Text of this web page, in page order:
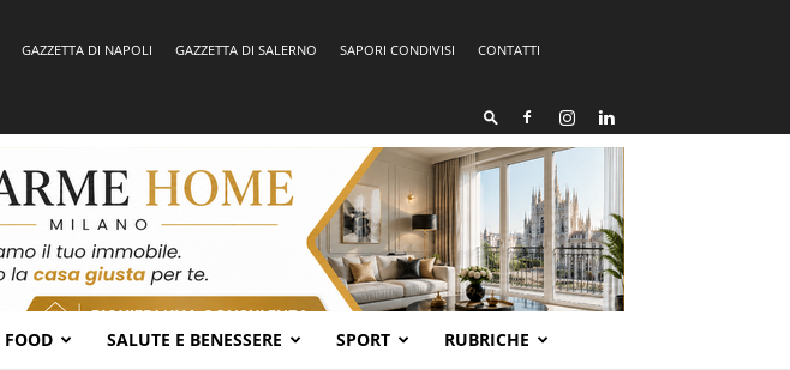
GAZZETTA DI NAPOLI GAZZETTA DI SALERNO SAPORI CONDIVISI
CONTATTI
FOOD SALUTE E BENESSERE SPORT RUBRICHE